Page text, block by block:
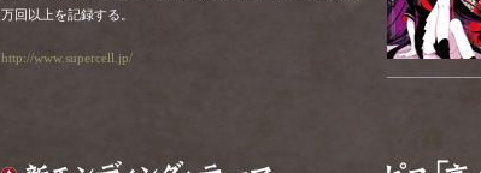
万回以上を記録する。
http://www.supercell.jp/